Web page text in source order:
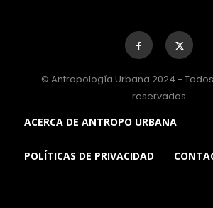
© Antropología Urbana 2024 -
reservados
ACERCA DE ANTROPO URBANA
POLÍTICAS DE PRIVACIDAD